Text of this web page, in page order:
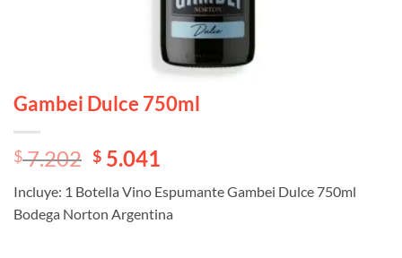
Gambei Dulce 750ml
El
original
era:
$7.202 El
actual
es:
$ 5.041
Incluye: 1 Botella Vino Espumante Gambei Dulce 750ml
Bodega Norton Argentina